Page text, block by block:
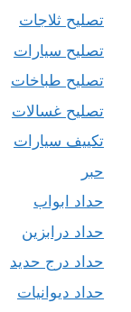
تصليح ثلاجات
تصليح سيارات
تصليح طباخات
تصليح غسالات
تكييف سيارات
حبر
حداد ابواب
حداد درابزين
حداد درج حديد
حداد ديوانيات